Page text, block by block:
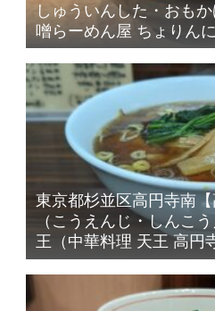
しゅういんした・おも
噌らーめん屋 ちょりん
東京都杉並区高円寺南
（こうえんじ・しんこ
王（中華料理 天王 高円